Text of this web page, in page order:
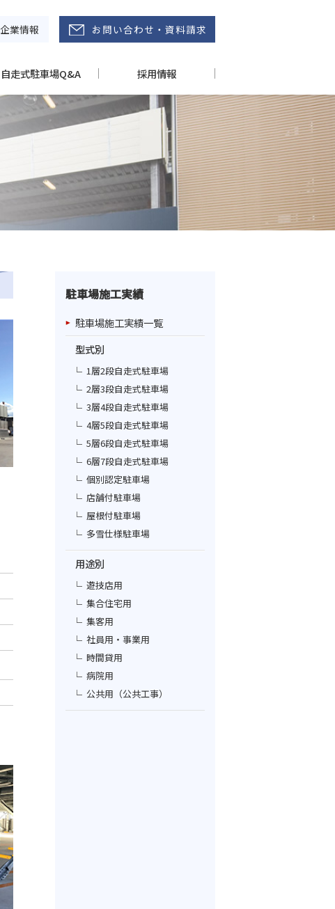
お問い合わせ・資料請求
企業情報
自走式駐車場Q&A 採用情報
駐車場施工実績
駐車場施工実績一覧
型式別
1層2段自走式駐車場
2層3段自走式駐車場
3層4段自走式駐車場
4層5段自走式駐車場
5層6段自走式駐車場
6層7段自走式駐車場
個別認定駐車場
店舗付駐車場
屋根付駐車場
多雪仕様駐車場
用途別
遊技店用
集合住宅用
集客用
社員用・事業用
時間貸用
病院用
公共用（公共工事）